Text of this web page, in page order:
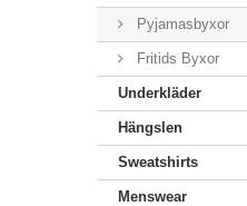
Pyjamasbyxor
Fritids Byxor
Underkläder
Hängslen
Sweatshirts
Menswear